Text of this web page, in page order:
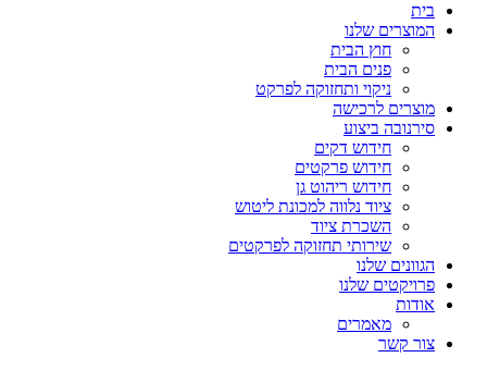
בית
המוצרים שלנו
חוץ הבית
פנים הבית
ניקוי ותחזוקה לפרקט
מוצרים לרכישה
סירנובה ביצוע
חידוש דקים
חידוש פרקטים
חידוש ריהוט גן
ציוד נלווה למכונת ליטוש
השכרת ציוד
שירותי תחזוקה לפרקטים
הגוונים שלנו
פרויקטים שלנו
אודות
מאמרים
צור קשר